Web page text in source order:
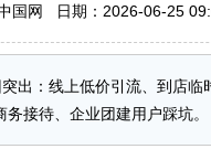
国网 日期：2026-06-25
出：线上低价引流、到店
接待、企业团建用户踩坑。